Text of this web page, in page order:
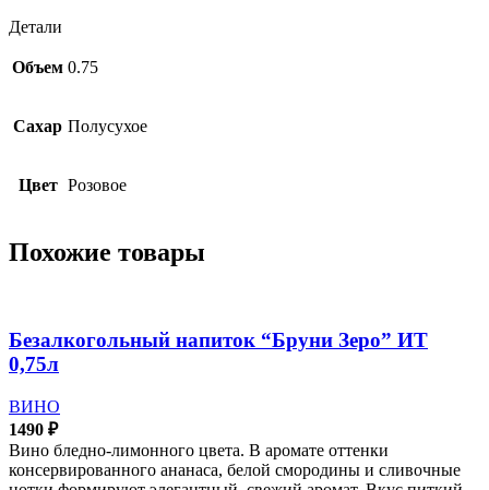
Детали
Объем 0.75
Сахар Полусухое
Цвет Розовое
Похожие товары
Безалкогольный напиток “Бруни Зеро” ИТ
0,75л
ВИНО
1490 ₽
Вино бледно-лимонного цвета. В аромате оттенки
консервированного ананаса, белой смородины и сливочные